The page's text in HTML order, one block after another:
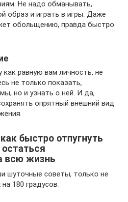
Не надо обманывать,
образ и играть в игры. Даже
обольщению, правда быстро
равную вам личность, не
не только показать,
но и узнать о ней. И да,
опрятный внешний вид
быстро отпугнуть
всю жизнь
шуточные советы, только не
180 градусов.